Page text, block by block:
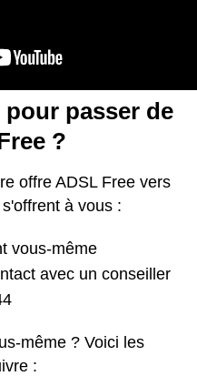
passer de
?
offre ADSL Free vers
à vous :
vous-même
avec un conseiller
même ? Voici les
: